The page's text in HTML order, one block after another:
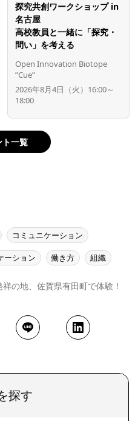
探究共創ワークショップ in
名古屋
高校教員と一緒に「探究・
問い」を考える
Open Innovation Biotope
”Cue”
2026年8月4日（火）16:00～
18:00
ト一覧
コミュニケーション
ーション 働き方 組織
祥の地、佐賀県有田町で体験！
探す